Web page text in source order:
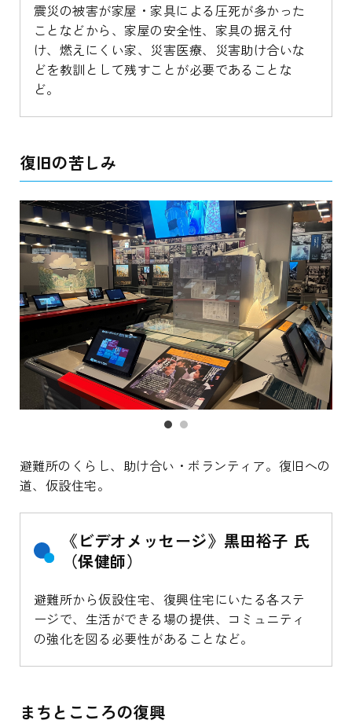
震災の被害が家屋・家具による圧死が多かった
ことなどから、家屋の安全性、家具の据え付
け、燃えにくい家、災害医療、災害助け合いな
どを教訓として残すことが必要であることな
ど。
復旧の苦しみ
避難所のくらし、助け合い・ボランティア。復旧への
道、仮設住宅。
《ビデオメッセージ》黒田裕子 氏
（保健師）
避難所から仮設住宅、復興住宅にいたる各ステ
ージで、生活ができる場の提供、コミュニティ
の強化を図る必要性があることなど。
まちとこころの復興